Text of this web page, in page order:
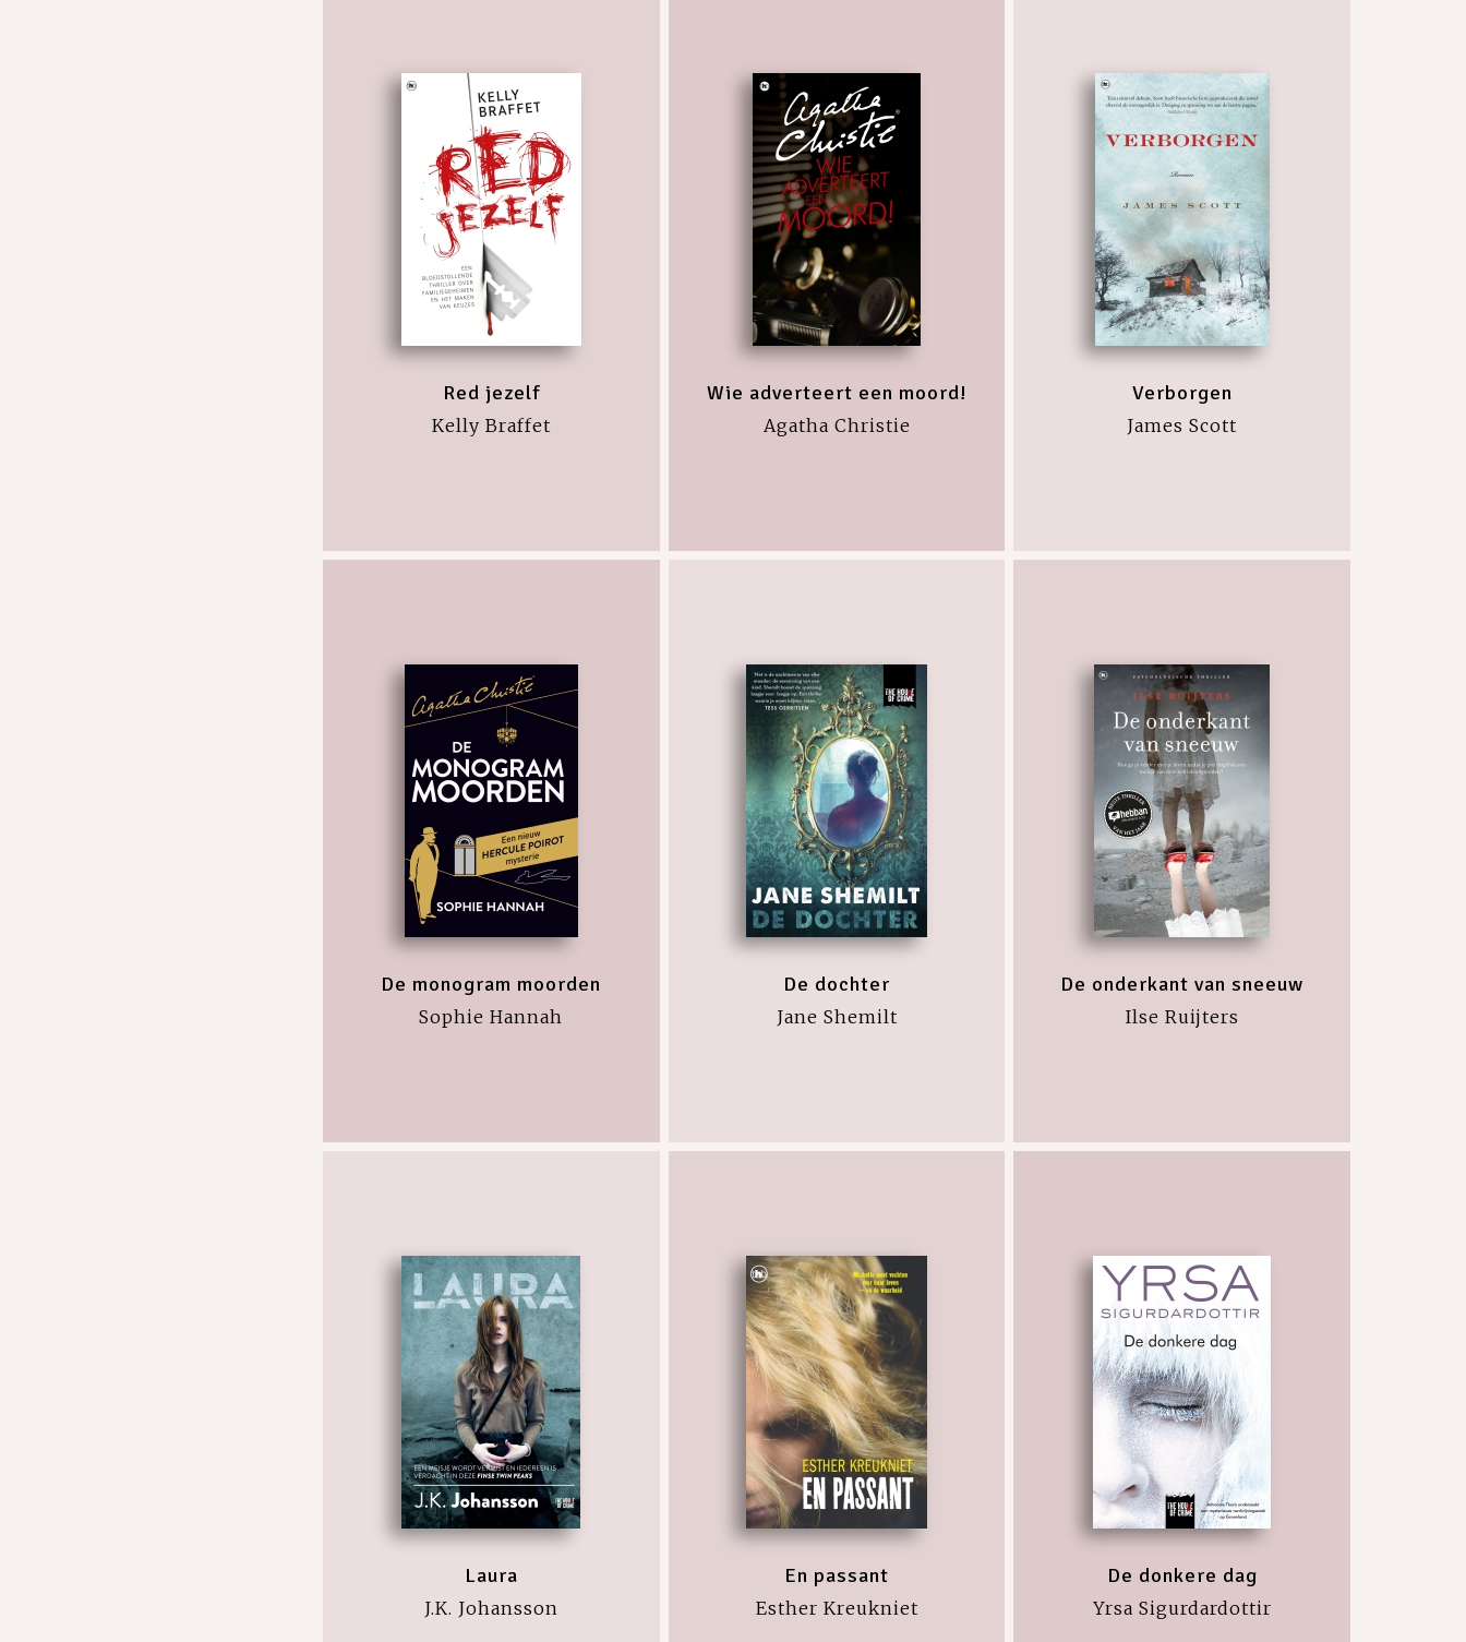
Red jezelf
Kelly Braffet
Wie adverteert een moord!
Agatha Christie
Verborgen
James Scott
De monogram moorden
Sophie Hannah
De dochter
Jane Shemilt
De onderkant van sneeuw
Ilse Ruijters
Laura
J.K. Johansson
En passant
Esther Kreukniet
De donkere dag
Yrsa Sigurdardottir